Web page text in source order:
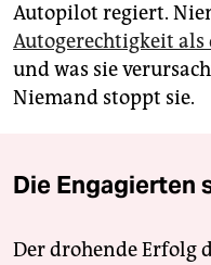
Autopilot regiert.
Autogerechtigkeit als
und was sie
Niemand stoppt sie.
Die Engagierten
Der drohende Erfolg